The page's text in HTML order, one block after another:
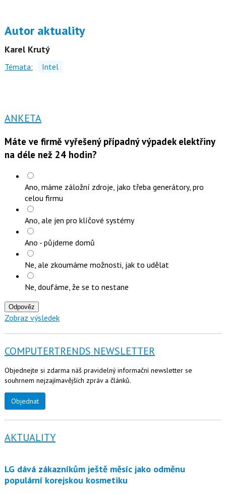
Autor aktuality
Karel Krutý
Témata: Intel
ANKETA
Máte ve firmě vyřešený případný výpadek elektřiny
na déle než 24 hodin?
Ano, máme záložní zdroje, jako třeba generátory, pro
celou firmu
Ano, ale jen pro klíčové systémy
Ano - půjdeme domů
Ne, ale zkoumáme možnosti, jak to udělat
Ne, doufáme, že se to nestane
Odpověz
Zobraz výsledek
COMPUTERTRENDS NEWSLETTER
Objednejte si zdarma náš pravidelný informační newsletter se
souhrnem nejzajímavějších zpráv a článků.
Objednat
AKTUALITY
LG dává zákazníkům ještě měsíc jako odměnu
populární korejskou kosmetiku